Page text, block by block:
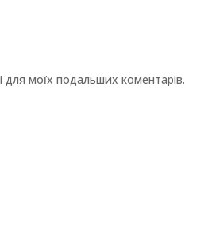
для моїх подальших коментарів.